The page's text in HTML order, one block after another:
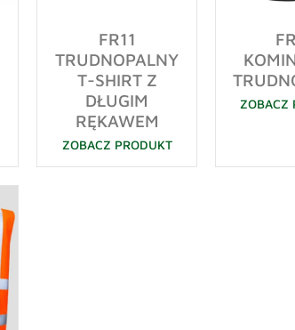
FR11
TRUDNOPALNY
T-SHIRT Z
DŁUGIM
RĘKAWEM
ZOBACZ PRODUKT
ZOBACZ